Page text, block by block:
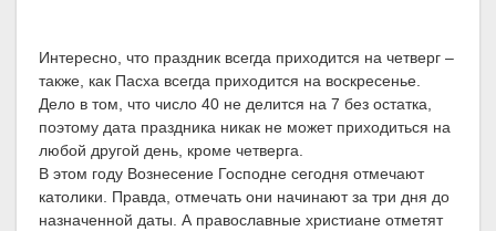
Интересно, что праздник всегда приходится на четверг –
также, как Пасха всегда приходится на воскресенье.
Дело в том, что число 40 не делится на 7 без остатка,
поэтому дата праздника никак не может приходиться на
любой другой день, кроме четверга.
В этом году Вознесение Господне сегодня отмечают
католики. Правда, отмечать они начинают за три дня до
назначенной даты. А православные христиане отметят